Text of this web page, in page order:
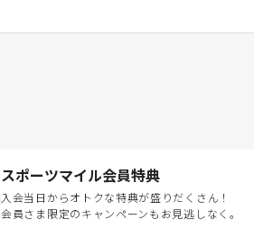
スポーツマイル会員特典
入会当日からオトクな特典が盛りだくさん！
会員さま限定のキャンペーンもお見逃しなく。